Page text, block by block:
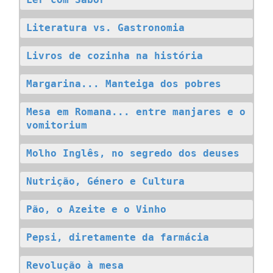
Literatura vs. Gastronomia
Livros de cozinha na história
Margarina... Manteiga dos pobres
Mesa em Romana... entre manjares e o
vomitorium
Molho Inglês, no segredo dos deuses
Nutrição, Género e Cultura
Pão, o Azeite e o Vinho
Pepsi, diretamente da farmácia
Revolução à mesa